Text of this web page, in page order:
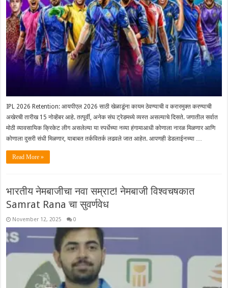
IPL 2026 Retention: आयपीएल 2026 साठी खेळाडूंना कायम ठेवण्याची व करारमुक्त करण्याची
अखेरची तारीख 15 नोव्हेंबर आहे. तत्पूर्वी, अनेक संघ ट्रेडमध्ये व्यस्त असल्याचे दिसते. जगातील सर्वात
मोठी व्यावसायिक क्रिकेट लीग असलेल्या या स्पर्धेच्या नव्या हंगामाआधी कोणाला नारळ मिळणार आणि
कोणाला दुसरी संधी मिळणार, याबाबत तर्कवितर्क लढवले जात आहेत. आपणही डेडलाईनच्या …
Read More »
भारतीय नेमबाजीचा नवा सम्राट! नेमबाजी विश्वचषकात
Samrat Rana चा सुवर्णवेध
November 12, 2025 0